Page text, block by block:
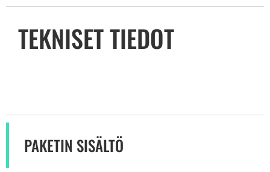
TEKNISET TIEDOT
PAKETIN SISÄLTÖ